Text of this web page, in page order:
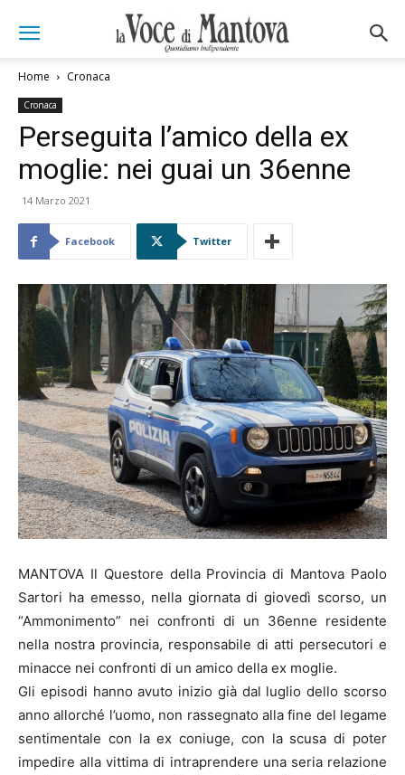
Home Cronaca
Cronaca
Perseguita l’amico della ex
moglie: nei guai un 36enne
14 Marzo 2021
Facebook Twitter
MANTOVA Il Questore della Provincia di Mantova Paolo
Sartori ha emesso, nella giornata di giovedì scorso, un
“Ammonimento” nei confronti di un 36enne residente
nella nostra provincia, responsabile di atti persecutori e
minacce nei confronti di un amico della ex moglie.
Gli episodi hanno avuto inizio già dal luglio dello scorso
anno allorché l’uomo, non rassegnato alla fine del legame
sentimentale con la ex coniuge, con la scusa di poter
impedire alla vittima di intraprendere una seria relazione